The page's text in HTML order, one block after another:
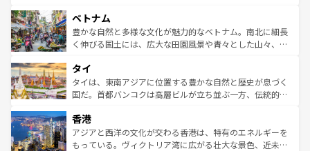
参照してほしい。
容にもいいと評判のスイーツなど、バラエティ豊かな料理
が味わえる。 なお、新着の台湾情報は コンテンツ一覧を参
照してほしい。
き、地方に足を延ばせば四季折々の自然美を楽しむことが
できる。そして、キムチや焼肉、絶品のストリートフード
まで、さまざまな韓国料理が待っている。夜には、韓国な
リティに包まれながら、韓国の多彩な魅力を心ゆくまで味
わってみてほしい。 なお、新着の韓国情報はコンテンツ一
覧を参照してほしい。
ベトナム
豊かな自然と多様な文化が魅力的なベトナム。南北に細長
く伸びる国土には、広大な田園風景や青々とした山々、世
急速な発展と共に伝統が息づく。ハノイの古い町並みやホ
ーチミン市のフランス統治時代の建物も、独特の雰囲気を
醸し出している。また、バラエティの豊かさとおいしさで
とつ。フォーやバインミー、ベトナムコーヒーなどは、ぜ
ひ現地で味わいたい。どの地域を訪れてもあたたかい人々
が旅行者を迎えてくれるので、きっと忘れられない旅にな
タイ
タイは、東南アジアに位置する豊かな自然と歴史が息づく
国だ。首都バンコクは高層ビルが立ち並ぶ一方、伝統的な
の活気が交差している。北部ではチェンマイなどの山岳地
帯で自然と触れ合い、南部ではプーケットやクラビの美し
いビーチでリゾート気分を楽しむことができる。タイ料理
香港
アジアと西洋の文化が交わる香港は、特有のエネルギーを
もっている。ヴィクトリア湾に広がる壮大な景色、近未来